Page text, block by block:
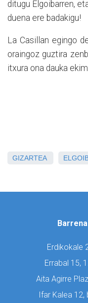
ditugu Elgoibarren,
duena ere badakigu!
La Casillan egingo
oraingoz guztira
itxura ona dauka
GIZARTEA
Erdikokale
Errabal 15,
Aita Agirre
Ifar Kalea 12,